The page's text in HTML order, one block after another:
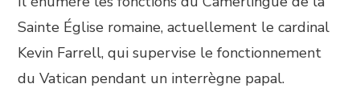
Sainte Église romaine, actuellement le cardinal
Kevin Farrell, qui supervise le fonctionnement
du Vatican pendant un interrègne papal.